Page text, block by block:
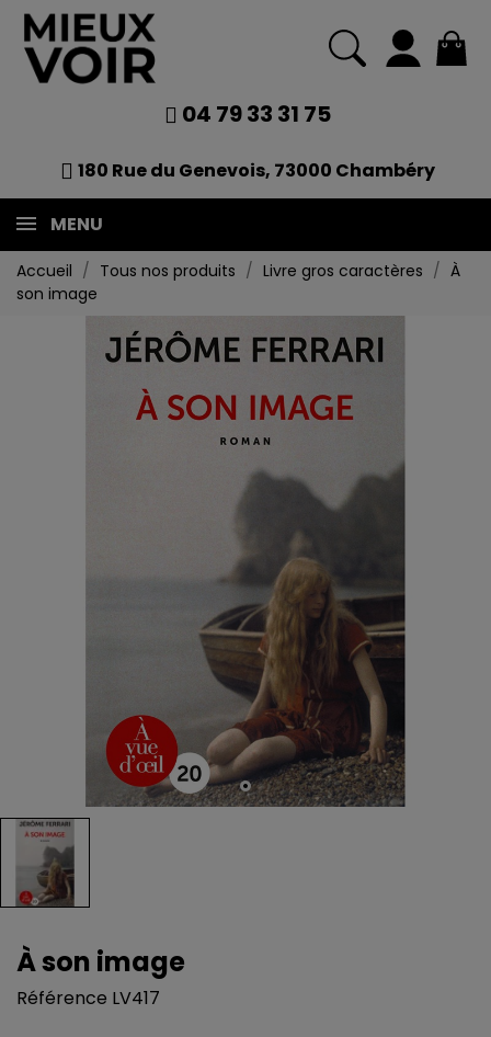
04 79 33 31 75
180 Rue du Genevois, 73000 Chambéry
MENU
Accueil Tous nos produits Livre gros caractères
À
son image
À son image
Référence LV417